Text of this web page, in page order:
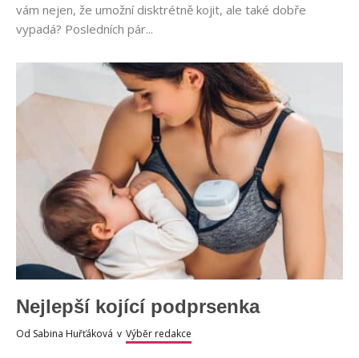
vám nejen, že umožní disktrétně kojit, ale také dobře
vypadá? Posledních pár...
Nejlepší kojící podprsenka
Od Sabina Huřťáková v Výběr redakce